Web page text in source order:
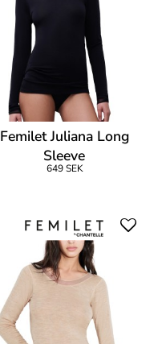
Femilet Juliana Long
Sleeve
649 SEK